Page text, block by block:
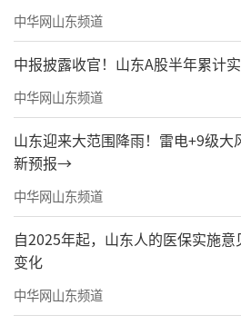
中华网山东频道
中报披露收官！山东A股半年累计
中华网山东频道
山东迎来大范围降雨！雷电+9级大
新预报→
中华网山东频道
自2025年起，山东人的医保实施意
变化
中华网山东频道